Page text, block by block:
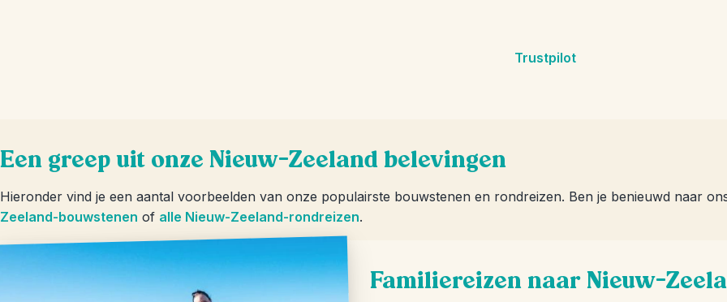
Trustpilot
Een greep uit onze Nieuw-Zeeland belevingen
Hieronder vind je een aantal voorbeelden van onze populairste bouwstenen en rondreizen. Ben je benieuwd naar
Zeeland-bouwstenen of alle Nieuw-Zeeland-rondreizen.
Familiereizen naar Nieuw-